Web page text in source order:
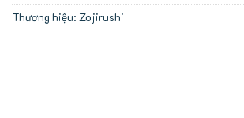
Thương hiệu: Zojirushi